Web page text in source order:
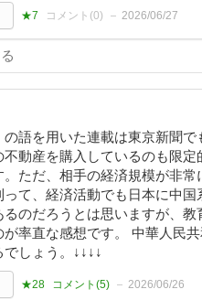
★7 コメント(0) 2026/06/27
の語を用いた連載は東京新聞
不動産を購入しているのも限
。ただ、相手の経済規模が非
って、経済活動でも日本に中
るのだろうとは思いますが、
が率直な感想です。 中華人民
しょう。↓↓↓↓
★28 コメント(5) 2026/06/26